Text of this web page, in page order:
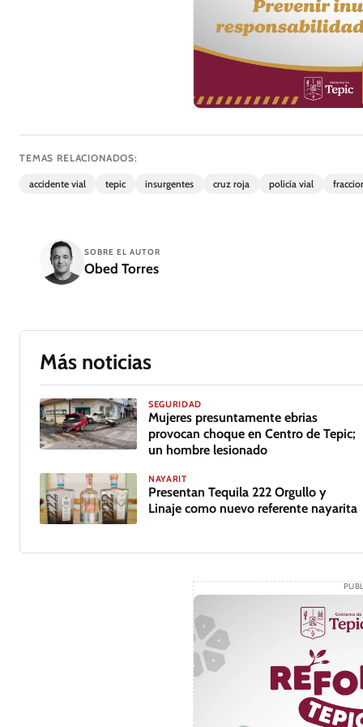
TEMAS RELACIONADOS:
accidente vial tepic insurgentes cruz roja policía vial
SOBRE EL AUTOR
Obed Torres
Más noticias
SEGURIDAD
Mujeres presuntamente ebrias
provocan choque en Centro de Tepic;
un hombre lesionado
NAYARIT
Presentan Tequila 222 Orgullo y
Linaje como nuevo referente nayarita